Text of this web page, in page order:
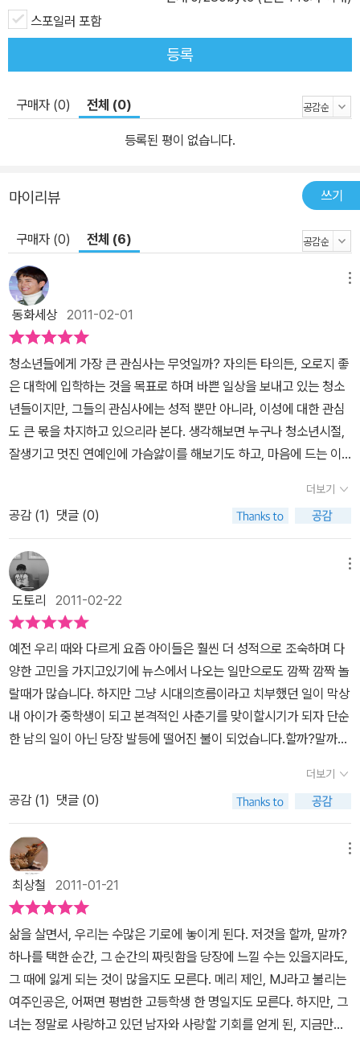
가는 과정을 흥미롭게 그리고 있다. 주인공 메리 제인은 수많은 갈등
과 고민을 극복하고 복잡하게 꼬여 있던 질문들에 하나하나 답을 찾
아 나간다. 청소년들이 쉽게 답하기 어려운 친구들과의 우정, 이성간
사소통’에 대한 기준을 스스로 찾아내 답을 얻는다. 그래서 잭슨의 제
것은 그녀 내부의 치열한 싸움과 갈등 끝에 나온 것이기에 절로 응원
희생할 이유 없이 자율적 선택을 기반으로 한 미성년의 성장을 이야
대들의 에피소드, 메리 제인의 통통 튀는 재치로 빚어낸 언어가 발랄
하다.
스포일러 포함
등록
구매자 (0) 전체 (0)
등록된 평이 없습니다.
마이리뷰 쓰기
구매자 (0) 전체 (6)
동화세상2011-02-01
청소년들에게 가장 큰 관심사는 무엇일까? 자의든 타의든, 오로지 좋
은 대학에 입학하는 것을 목표로 하며 바쁜 일상을 보내고 있는 청소
년들이지만, 그들의 관심사에는 성적 뿐만 아니라, 이성에 대한 관심
도 큰 몫을 차지하고 있으리라 본다. 생각해보면 누구나 청소년시절,
잘생기고 멋진 연예인에 가슴앓이를 해보기도 하고, 마음에 드는 이
을 표출하기도 했었다. 이성에 대한 관심은 청소년 시기에 꼭 거쳐가
는 통과의례지만, 보수적 성향이 강한 우리나라의 부모들은 학생들의
이런 자연스러움에 대해서 인정하려하지 않으려는 경향이 참 강하다.
요즘 세대는 우리 세대와는 달리, 자연스레 이성친구를 만나기도 하
지만 여전히 학생들의 이성친구에 대해서는 비판적인 목소리가 더 높
다.지금 우리 사회는 청소년들의 무분별한 성문화에 따른 문제점으로
몸살을 앓고 있는데, 이는 청소년들만의 문제라기 보다는 청소년들이
자연스레 느끼고 판단해야 할 부분들을 억압하려는 데에서 비롯된 것
은 아닌가 싶다.<<할까? 말까?>>는 평범한 고등학생인 메리 제인이
청소년 시기에 생기는 다양한 고민을 대해서 스스로 해답을 찾아가는
과정을 담아냈다. 친구과의 우정, 부모님과의 관계, 이성에 대한 관심
그리고 성관계에 대한 고민 등이 평범하지만 매력적인 메리 제인을
통해서 풋풋하고, 상큼하게 보여주고 있다.이 시기에는 ’평범한 나’와
’좀더 매력적으로 보이고 싶은 나’ 사이에서 갈등을 하게 된다. 부모들
고, 커가면서 새로운 세상을 보게 되는데 지금까지 자신의 모습과는
또 다른 부분을 발견하기도 한다. 제목 <<할까? 말까?>> 처럼 평범
하고 착한 모습과 그와 다른 모습 사이에서 갈등하게 되기도 할 것이
다.그런 청소년들의 심리를 메리 제인은 잘 묘사하고 있는데, 매력적
인 M.J.와 평범한 M.J. 라는 내면의 목소리를 통해서 갈등하는 마음
을 표현하고 있다.평범한 M.J. : 왜 그래? 가족하고 모처럼 저녁 식사
조차 못 하겠다는 거야? 살찔까 봐 햄버거가 먹기 싫은 거로군. 그래
도 가족하고 시간을 보내는 것 정도는 해야지.매력적인 M.J. : 짜증나
는 햄버거 따위를 생각하느라 시간 낭비 하지 마. 네가 뭘 원하는지 이
더보기
공감 (1) 댓글 (0)
도토리 2011-02-22
예전 우리 때와 다르게 요즘 아이들은 훨씬 더 성적으로 조숙하며 다
양한 고민을 가지고있기에 뉴스에서 나오는 일만으로도 깜짝 깜짝 놀
랄때가 많습니다. 하지만 그냥 시대의흐름이라고 치부했던 일이 막상
내 아이가 중학생이 되고 본격적인 사춘기를 맞이할시기가 되자 단순
한 남의 일이 아닌 당장 발등에 떨어진 불이 되었습니다.할까?말까?
어깨 너머로 쓱 보니 아이는 재미있어 하며 이야기를 읽었고 책을 읽
고 나니 사춘기 아이의 망설이는 마음을 잘 표현해 주는 제목이 아닌
가 합니다.너무나 평범하다고 믿는 메리 제인은 걸스클럽의 회원이며
같은 클럽 친구 스타의 남자친구인 잭슨을 짝사랑합니다. 하지만 여
학생 사이에서 일종의 룰...’친구의 남자친구는안돼’라는 생각에 혼자
좋아하기만 하지만 메리의 의지와는 상관없이 단순한 한 번의만남때
문에 아이들에겐 왕따를 당하고 헤픈 아이로 소문나 집으로 끊임없이
남자 아이들의 전화가 오는 악몽이 시작되었습니다. 점심도 혼자 먹
고 친했던 친구들이 멀어져가는상황에서 결국 가족들도 메리 제인의
상황을 알게 되고 제인의 선택에 맡기게 됩니다.과연 메리제인은 왕
따를 이겨내고 잭슨과 진정한 사랑을 하게 될까요?조금은 우리나라
와는 사정이 다른 나라의 청소년들의 이야기라 이해되지 않는 부분도
더보기
공감 (1) 댓글 (0)
최상철 2011-01-21
삶을 살면서, 우리는 수많은 기로에 놓이게 된다. 저것을 할까, 말까?
하나를 택한 순간, 그 순간의 짜릿함을 당장에 느낄 수는 있을지라도,
그 때에 잃게 되는 것이 많을지도 모른다. 메리 제인, MJ라고 불리는
여주인공은, 어쩌면 평범한 고등학생 한 명일지도 모른다. 하지만, 그
녀는 정말로 사랑하고 있던 남자와 사랑할 기회를 얻게 된, 지금만큼